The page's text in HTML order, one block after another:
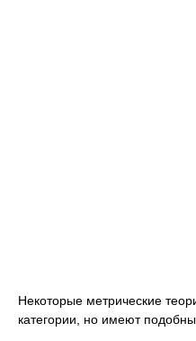
Некоторые метрические
категории, но имеют